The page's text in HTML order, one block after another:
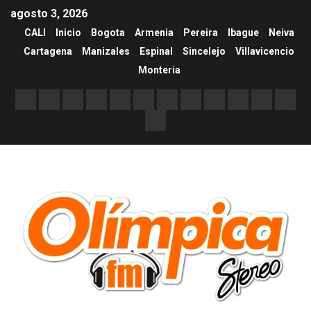
agosto 3, 2026
CALI Inicio Bogota Armenia Pereira Ibague
Neiva
Cartagena
Manizales Espinal Sincelejo
Villavicencio
Monteria